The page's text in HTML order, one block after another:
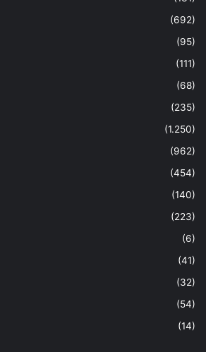
(692)
(95)
(111)
(68)
(235)
(1.250)
(962)
(454)
(140)
(223)
(6)
(41)
(32)
(54)
(14)